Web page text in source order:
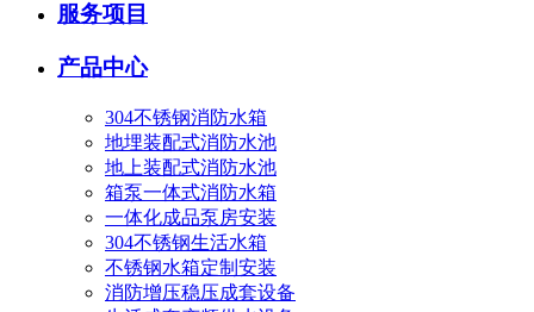
服务项目
产品中心
304不锈钢消防水箱
地埋装配式消防水池
地上装配式消防水池
箱泵一体式消防水箱
一体化成品泵房安装
304不锈钢生活水箱
不锈钢水箱定制安装
消防增压稳压成套设备